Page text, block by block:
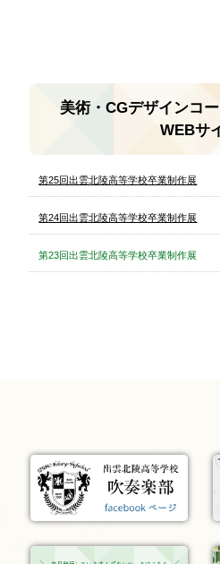
美術・CGデザインコ
WEBサ
第25回出雲北陵高等学校卒業制作展
第24回出雲北陵高等学校卒業制作展
第23回出雲北陵高等学校卒業制作展